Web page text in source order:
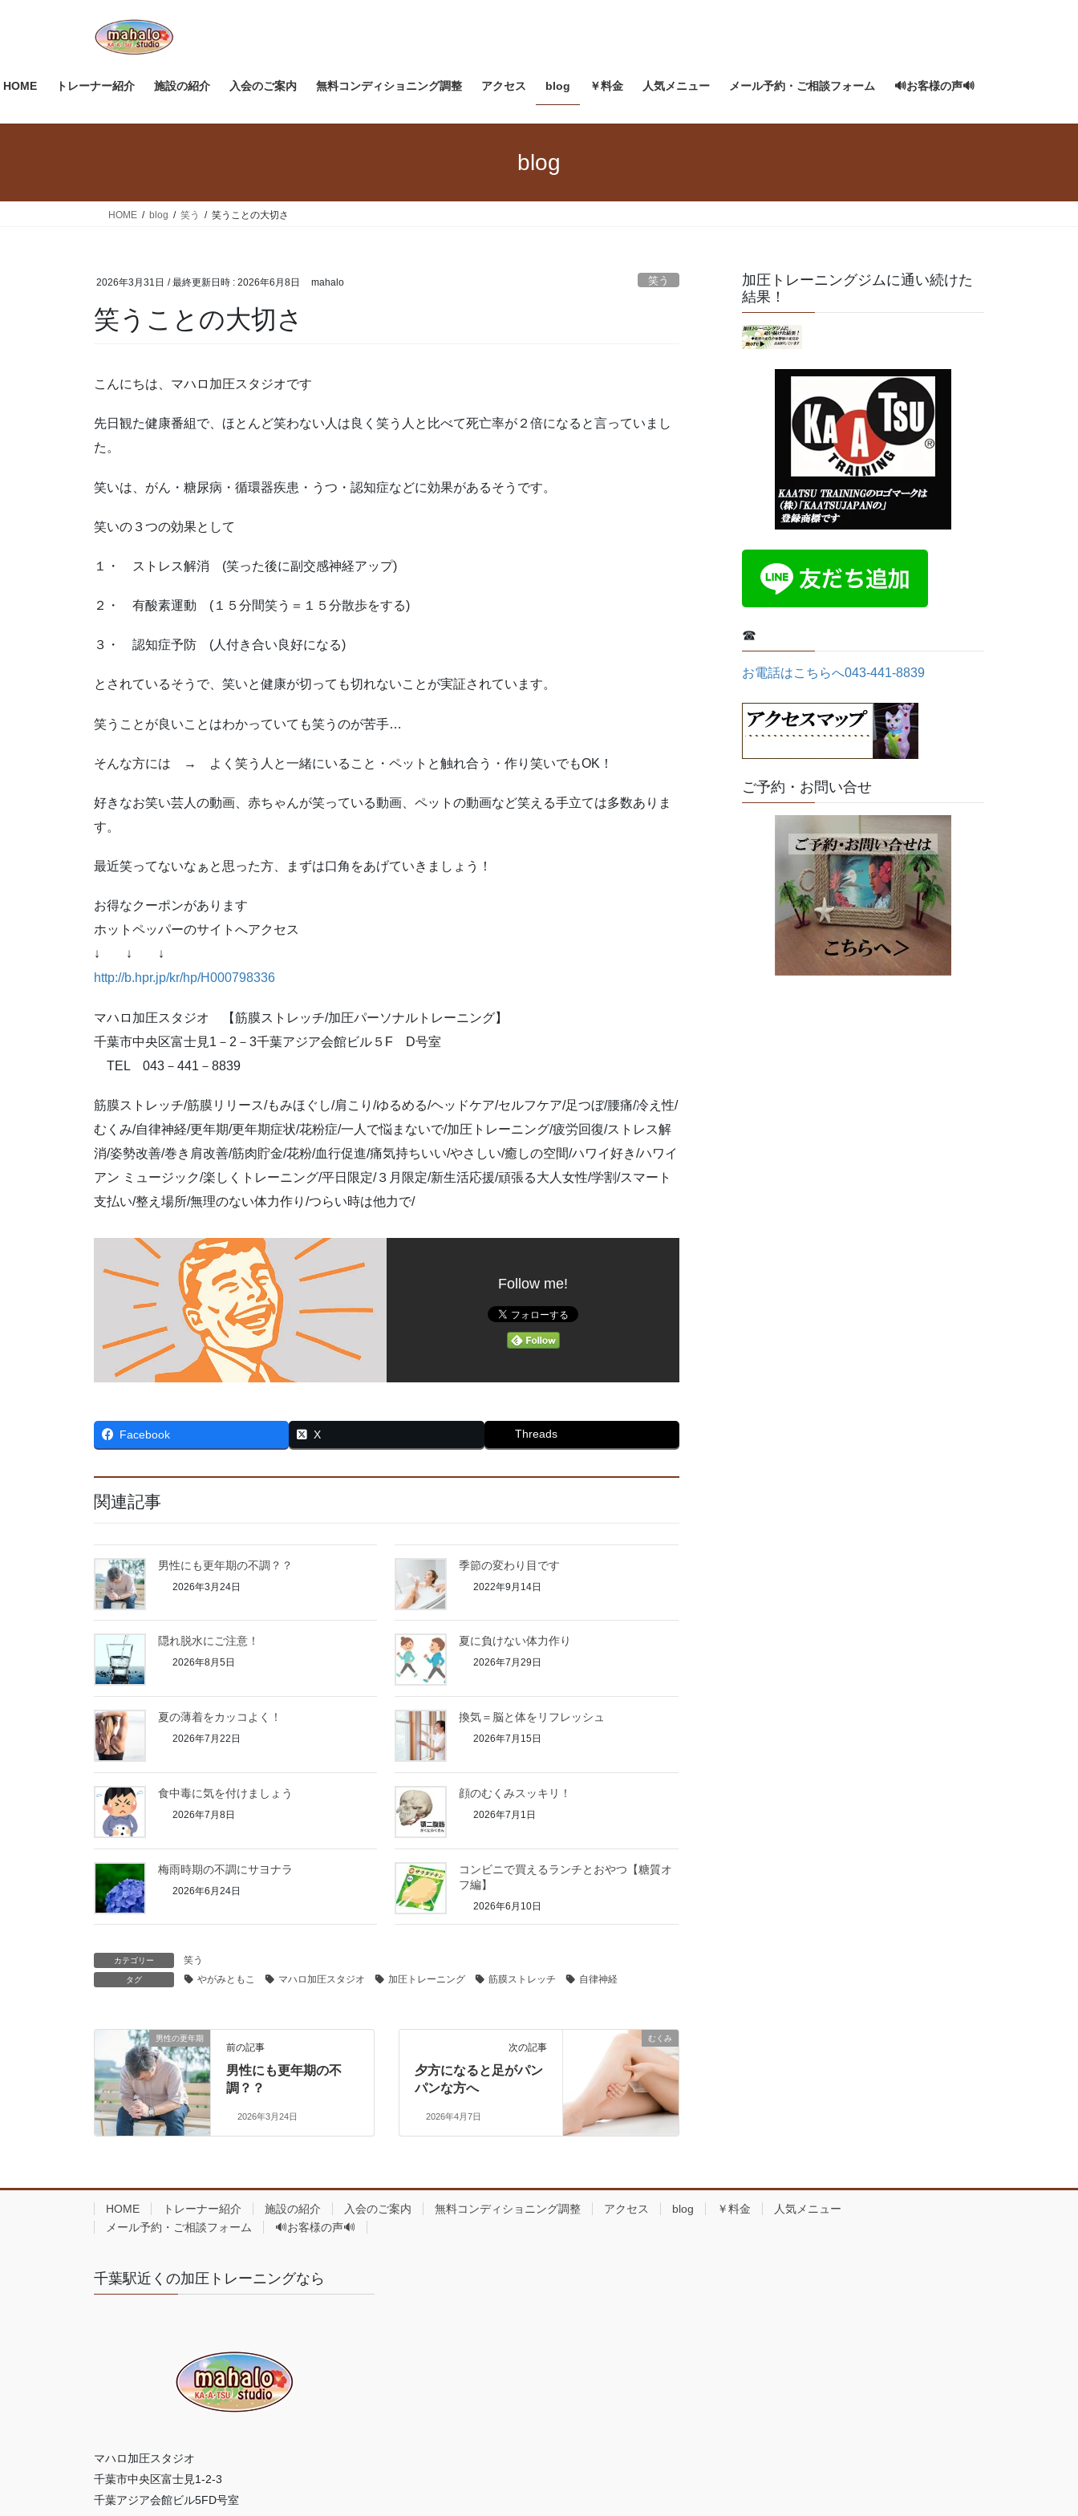
ツ
ス
シ
ン
HOME トレーナー紹介 施設の紹介 入会のご案内 無料コンディショニング調整 アクセス blog ￥料金 人気メニュー メール予約・ご相談フォーム 🔊お客様の声🔊
blog
HOME blog 笑う 笑うことの大切さ
2026年3月31日 / 最終更新日時 : 2026年6月8日 mahalo 笑う
笑うことの大切さ
こんにちは、マハロ加圧スタジオです
先日観た健康番組で、ほとんど笑わない人は良く笑う人と比べて死亡率が２倍になると言っていまし
た。
笑いは、がん・糖尿病・循環器疾患・うつ・認知症などに効果があるそうです。
笑いの３つの効果として
１・ ストレス解消 (笑った後に副交感神経アップ)
２・ 有酸素運動 (１５分間笑う＝１５分散歩をする)
３・ 認知症予防 (人付き合い良好になる)
とされているそうで、笑いと健康が切っても切れないことが実証されています。
笑うことが良いことはわかっていても笑うのが苦手…
そんな方には → よく笑う人と一緒にいること・ペットと触れ合う・作り笑いでもOK！
好きなお笑い芸人の動画、赤ちゃんが笑っている動画、ペットの動画など笑える手立ては多数ありま
す。
最近笑ってないなぁと思った方、まずは口角をあげていきましょう！
お得なクーポンがあります
ホットペッパーのサイトへアクセス
↓ ↓ ↓
http://b.hpr.jp/kr/hp/H000798336
マハロ加圧スタジオ 【筋膜ストレッチ/加圧パーソナルトレーニング】
千葉市中央区富士見1－2－3千葉アジア会館ビル５F D号室
TEL 043－441－8839
筋膜ストレッチ/筋膜リリース/もみほぐし/肩こり/ゆるめる/ヘッドケア/セルフケア/足つぼ/腰痛/冷え性/
むくみ/自律神経/更年期/更年期症状/花粉症/一人で悩まないで/加圧トレーニング/疲労回復/ストレス解
消/姿勢改善/巻き肩改善/筋肉貯金/花粉/血行促進/痛気持ちいい/やさしい/癒しの空間/ハワイ好き/ハワイ
アン ミュージック/楽しくトレーニング/平日限定/３月限定/新生活応援/頑張る大人女性/学割/スマート
支払い/整え場所/無理のない体力作り/つらい時は他力で/
Follow me!
Facebook X Threads
関連記事
男性にも更年期の不調？？
2026年3月24日
季節の変わり目です
2022年9月14日
隠れ脱水にご注意！
2026年8月5日
夏に負けない体力作り
2026年7月29日
夏の薄着をカッコよく！
2026年7月22日
換気＝脳と体をリフレッシュ
2026年7月15日
食中毒に気を付けましょう
2026年7月8日
顔のむくみスッキリ！
2026年7月1日
梅雨時期の不調にサヨナラ
2026年6月24日
コンビニで買えるランチとおやつ【糖質オ
フ編】
2026年6月10日
カテゴリー 笑う
タグ やがみともこ マハロ加圧スタジオ 加圧トレーニング 筋膜ストレッチ 自律神経
男性の更年期
前の記事
男性にも更年期の不
調？？
2026年3月24日
むくみ
次の記事
夕方になると足がパン
パンな方へ
2026年4月7日
加圧トレーニングジムに通い続けた
結果！
☎
お電話はこちらへ043-441-8839
ご予約・お問い合せ
HOME トレーナー紹介 施設の紹介 入会のご案内 無料コンディショニング調整 アクセス blog ￥料金
人気メニュー
メール予約・ご相談フォーム
🔊お客様の声🔊
千葉駅近くの加圧トレーニングなら
マハロ加圧スタジオ
千葉市中央区富士見1-2-3
千葉アジア会館ビル5FD号室